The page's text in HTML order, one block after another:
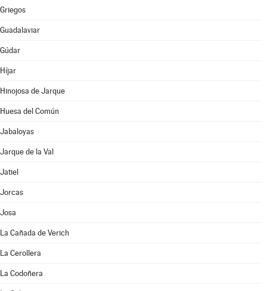
Griegos
Guadalaviar
Gúdar
Híjar
Hinojosa de Jarque
Huesa del Común
Jabaloyas
Jarque de la Val
Jatiel
Jorcas
Josa
La Cañada de Verich
La Cerollera
La Codoñera